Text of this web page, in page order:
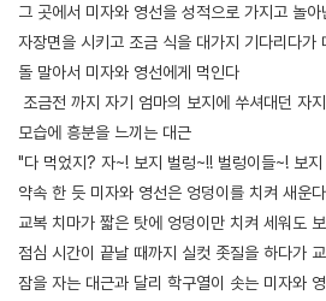
그 곳에서 미자와 영선을 성적으로 가지고 놀아
자장면을 시키고 조금 식을 대가지 기다리다가
돌 말아서 미자와 영선에게 먹인다
조금전 까지 자기 엄마의 보지에 쑤셔대던 자
모습에 흥분을 느끼는 대근
"다 먹었지? 자~! 보지 벌렁~!! 벌렁이들~! 보지
약속 한 듯 미자와 영선은 엉덩이를 치켜 새운다
교복 치마가 짧은 탓에 엉덩이만 치켜 세워도
점심 시간이 끝날 때까지 실컷 좃질을 하다가
잠을 자는 대근과 달리 학구열이 솟는 미자와